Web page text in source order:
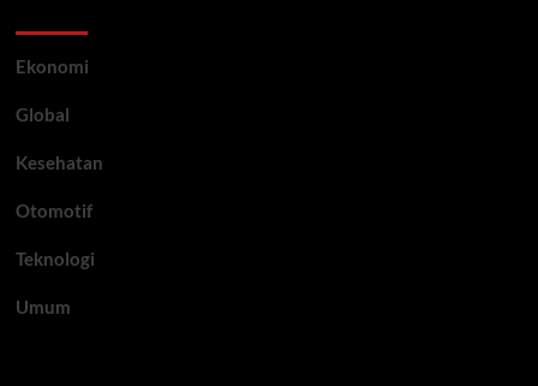
Ekonomi
Global
Kesehatan
Otomotif
Teknologi
Umum